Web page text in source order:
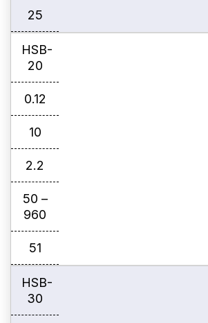
25
HSB-
20
0.12
10
2.2
50 –
960
51
HSB-
30